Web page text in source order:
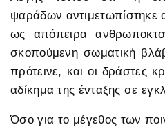
ψαράδων αντιμετωπίστηκε
ως απόπειρα
σκοπούμενη σωματική
πρότεινε, και οι δράστες
αδίκημα της ένταξης σε
Όσο για το μέγεθος των